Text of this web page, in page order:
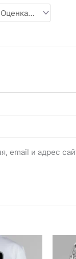
email и адрес